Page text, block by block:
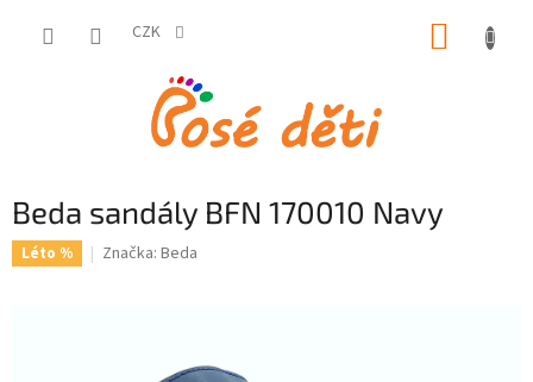
CZK
Beda sandály BFN 170010 Navy
Léto % Značka: Beda